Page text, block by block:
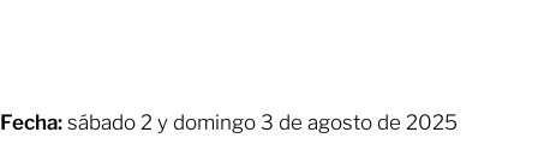
Fecha: sábado 2 y domingo 3 de agosto de 2025